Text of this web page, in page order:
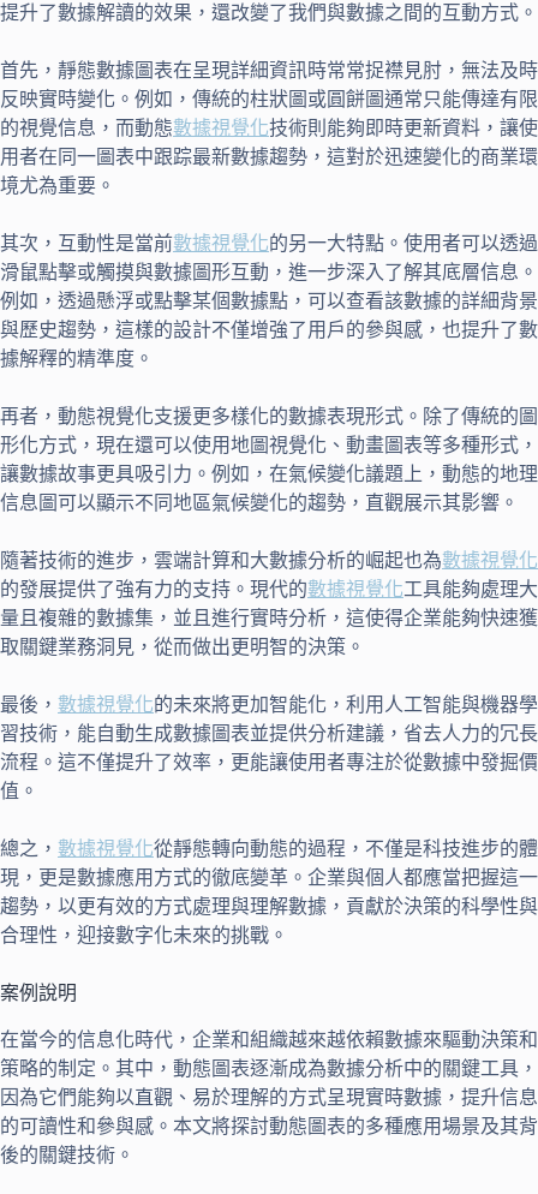
提升了數據解讀的效果，還改變了我們與數據之間的互動方式。
首先，靜態數據圖表在呈現詳細資訊時常常捉襟見肘，無法及時
反映實時變化。例如，傳統的柱狀圖或圓餅圖通常只能傳達有限
的視覺信息，而動態數據視覺化技術則能夠即時更新資料，讓使
用者在同一圖表中跟踪最新數據趨勢，這對於迅速變化的商業環
境尤為重要。
其次，互動性是當前數據視覺化的另一大特點。使用者可以透過
滑鼠點擊或觸摸與數據圖形互動，進一步深入了解其底層信息。
例如，透過懸浮或點擊某個數據點，可以查看該數據的詳細背景
與歷史趨勢，這樣的設計不僅增強了用戶的參與感，也提升了數
據解釋的精準度。
再者，動態視覺化支援更多樣化的數據表現形式。除了傳統的圖
形化方式，現在還可以使用地圖視覺化、動畫圖表等多種形式，
讓數據故事更具吸引力。例如，在氣候變化議題上，動態的地理
信息圖可以顯示不同地區氣候變化的趨勢，直觀展示其影響。
隨著技術的進步，雲端計算和大數據分析的崛起也為數據視覺化
的發展提供了強有力的支持。現代的數據視覺化工具能夠處理大
量且複雜的數據集，並且進行實時分析，這使得企業能夠快速獲
取關鍵業務洞見，從而做出更明智的決策。
最後， 數據視覺化的未來將更加智能化，利用人工智能與機器學
習技術，能自動生成數據圖表並提供分析建議，省去人力的冗長
流程。這不僅提升了效率，更能讓使用者專注於從數據中發掘價
值。
總之， 數據視覺化從靜態轉向動態的過程，不僅是科技進步的體
現，更是數據應用方式的徹底變革。企業與個人都應當把握這一
趨勢，以更有效的方式處理與理解數據，貢獻於決策的科學性與
合理性，迎接數字化未來的挑戰。
案例說明
在當今的信息化時代，企業和組織越來越依賴數據來驅動決策和
策略的制定。其中，動態圖表逐漸成為數據分析中的關鍵工具，
因為它們能夠以直觀、易於理解的方式呈現實時數據，提升信息
的可讀性和參與感。本文將探討動態圖表的多種應用場景及其背
後的關鍵技術。